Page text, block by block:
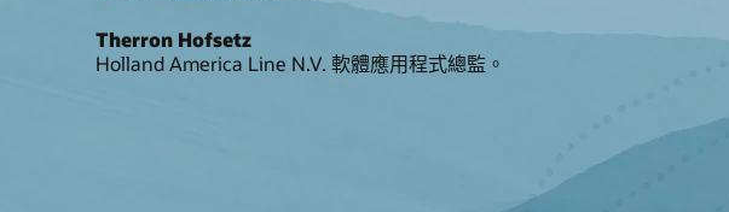
Therron Hofsetz
Holland America Line N.V. 軟體應用程式總監。